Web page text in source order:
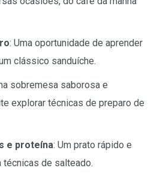
: Uma oportunidade de aprender
clássico sanduíche.
sobremesa saborosa e
explorar técnicas de preparo de
e proteína: Um prato rápido e
técnicas de salteado.